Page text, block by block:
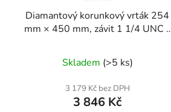
Diamantový korunkový vrták 254
mm × 450 mm, závit 1 1/4 UNC –
Skladem (>5 ks)
3 179 Kč bez DPH
3 846 Kč